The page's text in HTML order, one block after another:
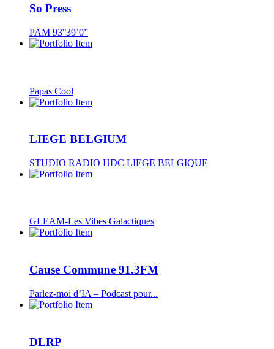
So Press
PAM 93°39’0”
Papas Cool
LIEGE BELGIUM
STUDIO RADIO HDC LIEGE BELGIQUE
GLEAM-Les Vibes Galactiques
Cause Commune 91.3FM
Parlez-moi d’IA – Podcast pour...
DLRP